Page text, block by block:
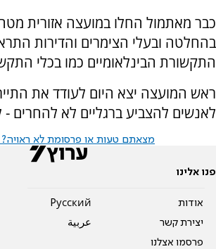
כבר מאתמול החלו במועצה אזורית
בהחלטה ובעלי הצימרים והדירות
התקשורת הבינלאומיים כמו בכלי
ראש המועצה יצא היום לעודד את
לאנשים להצביע ברגליים לא להחרים -
מצאתם טעות או פרסומת לא ראויה?
פנו אלינו
אודות
יצירת קשר
פרסמו אצלנו
Pусский
عربية